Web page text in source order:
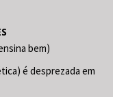
bem)
é desprezada em